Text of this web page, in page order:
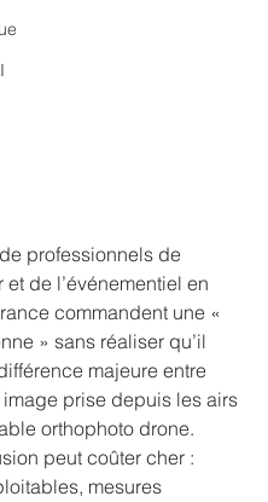
professionnels de
et de l’événementiel en
commandent une «
» sans réaliser qu’il
majeure entre
prise depuis les airs
orthophoto drone.
peut coûter cher :
mesures